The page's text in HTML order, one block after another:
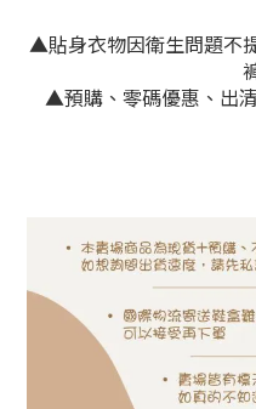
▲貼身衣物因衛生問題不
▲預購、零碼優惠、出